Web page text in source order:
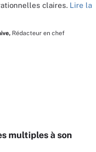
claires. Lire la
Rédacteur en chef
multiples à son